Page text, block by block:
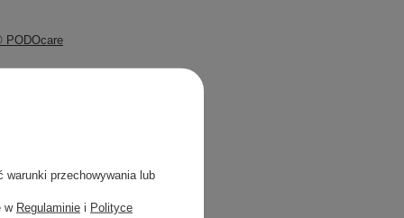
PODOcare
warunki przechowywania lub
w Regulaminie i Polityce